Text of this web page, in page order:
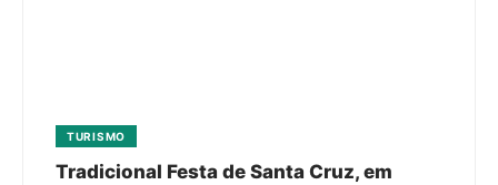
TURISMO
Tradicional Festa de Santa Cruz, em